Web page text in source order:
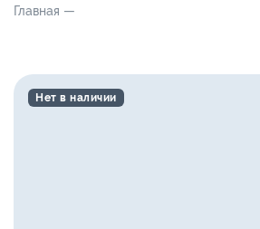
Главная —
Нет в наличии